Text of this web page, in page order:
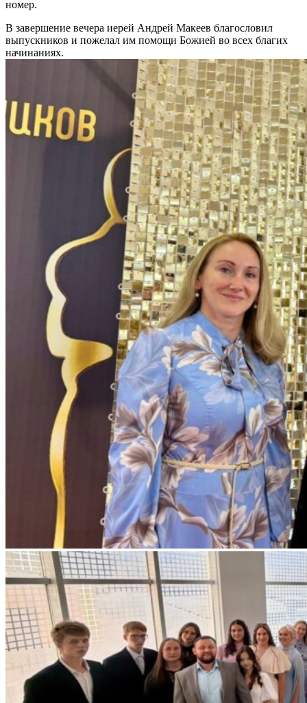
номер.
В завершение вечера иерей Андрей Макеев благословил
выпускников и пожелал им помощи Божией во всех благих
начинаниях.